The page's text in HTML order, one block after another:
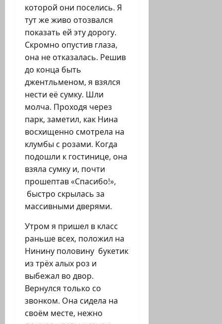
которой они поселись. Я
тут же живо отозвался
показать ей эту дорогу.
Скромно опустив глаза,
она не отказалась. Решив
до конца быть
джентльменом, я взялся
нести её сумку. Шли
молча. Проходя через
парк, заметил, как Нина
восхищенно смотрела на
клумбы с розами. Когда
подошли к гостинице, она
взяла сумку и, почти
прошептав «Спасибо!»,
быстро скрылась за
массивными дверями.
Утром я пришел в класс
раньше всех, положил на
Нинину половину букетик
из трёх алых роз и
выбежал во двор.
Вернулся только со
звонком. Она сидела на
своём месте, нежно